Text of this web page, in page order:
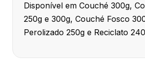
Disponível em Couché 300g,
250g e 300g, Couché Fosco
Perolizado 250g e Reciclato